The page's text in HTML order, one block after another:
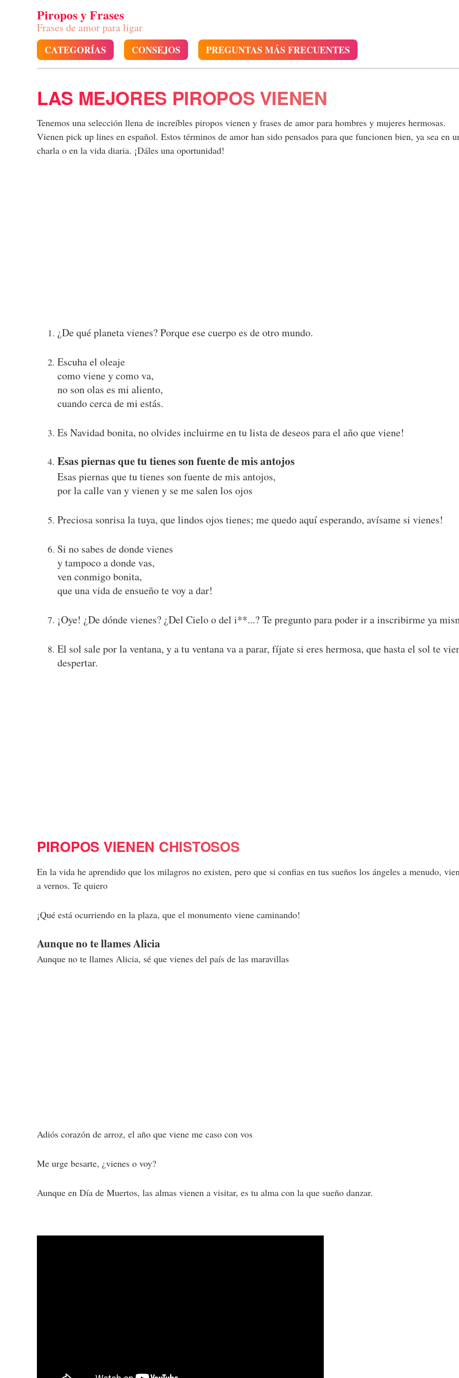
Piropos y Frases
Frases de amor para ligar
CATEGORÍAS CONSEJOS PREGUNTAS MÁS FRECUENTES
LAS MEJORES PIROPOS VIENEN
Tenemos una selección llena de increíbles piropos vienen y frases de amor para hombres y mujeres hermosas.
Vienen pick up lines en español. Estos términos de amor han sido pensados para que funcionen bien, ya sea en
charla o en la vida diaria. ¡Dáles una oportunidad!
¿De qué planeta vienes? Porque ese cuerpo es de otro mundo.
Escuha el oleaje
como viene y como va,
no son olas es mi aliento,
cuando cerca de mi estás.
Es Navidad bonita, no olvides incluirme en tu lista de deseos para el año que viene!
Esas piernas que tu tienes son fuente de mis antojos
Esas piernas que tu tienes son fuente de mis antojos,
por la calle van y vienen y se me salen los ojos
Preciosa sonrisa la tuya, que lindos ojos tienes; me quedo aquí esperando, avísame si vienes!
Si no sabes de donde vienes
y tampoco a donde vas,
ven conmigo bonita,
que una vida de ensueño te voy a dar!
¡Oye! ¿De dónde vienes? ¿Del Cielo o del i**...? Te pregunto para poder ir a inscribirme ya
El sol sale por la ventana, y a tu ventana va a parar, fíjate si eres hermosa, que hasta el sol te
despertar.
PIROPOS VIENEN CHISTOSOS
En la vida he aprendido que los milagros no existen, pero que si confias en tus sueños los ángeles a menudo,
a vernos. Te quiero
¡Qué está ocurriendo en la plaza, que el monumento viene caminando!
Aunque no te llames Alicia
Aunque no te llames Alicia, sé que vienes del país de las maravillas
Adiós corazón de arroz, el año que viene me caso con vos
Me urge besarte, ¿vienes o voy?
Aunque en Día de Muertos, las almas vienen a visitar, es tu alma con la que sueño danzar.